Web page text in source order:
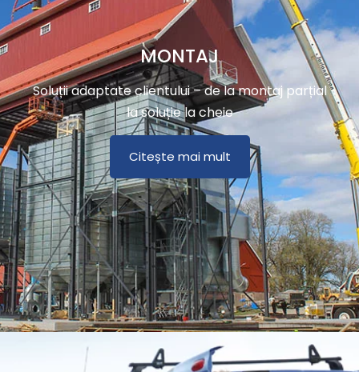
MONTAJ
Soluții adaptate clientului – de la montaj parțial
la soluție la cheie
Citește mai mult